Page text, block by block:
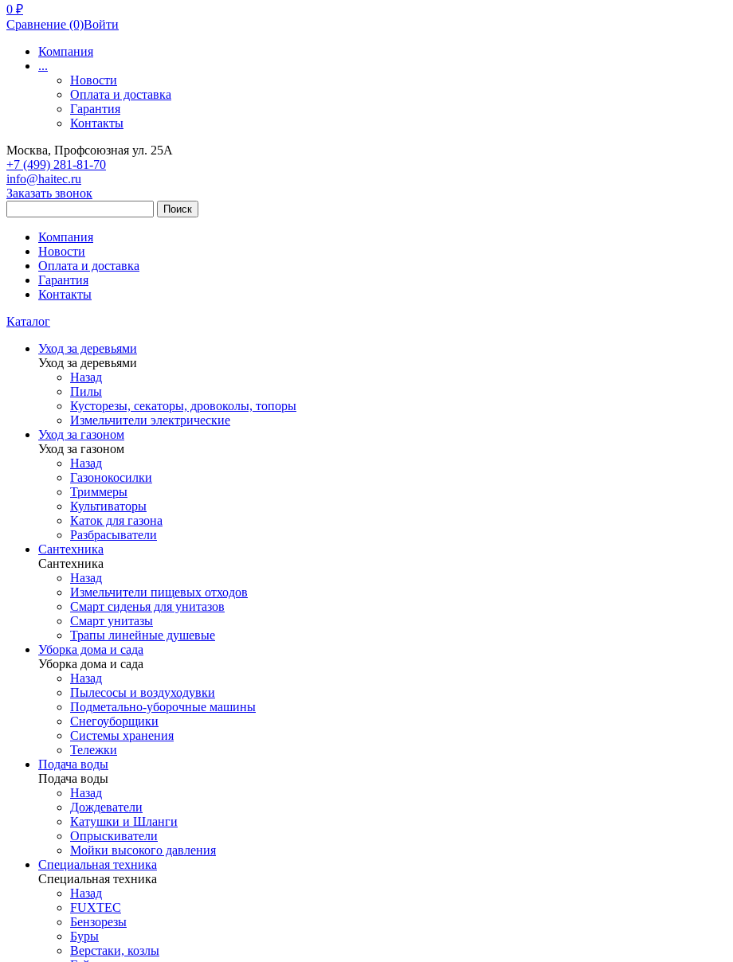
0 ₽
Сравнение (0)Войти
Компания
...
Новости
Оплата и доставка
Гарантия
Контакты
Москва, Профсоюзная ул. 25А
+7 (499) 281-81-70
info@haitec.ru
Заказать звонок
Поиск
Компания
Новости
Оплата и доставка
Гарантия
Контакты
Каталог
Уход за деревьями
Уход за деревьями
Назад
Пилы
Кусторезы, секаторы, дровоколы, топоры
Измельчители электрические
Уход за газоном
Уход за газоном
Назад
Газонокосилки
Триммеры
Культиваторы
Каток для газона
Разбрасыватели
Сантехника
Сантехника
Назад
Измельчители пищевых отходов
Смарт сиденья для унитазов
Смарт унитазы
Трапы линейные душевые
Уборка дома и сада
Уборка дома и сада
Назад
Пылесосы и воздуходувки
Подметально-уборочные машины
Снегоуборщики
Системы хранения
Тележки
Подача воды
Подача воды
Назад
Дождеватели
Катушки и Шланги
Опрыскиватели
Мойки высокого давления
Специальная техника
Специальная техника
Назад
FUXTEC
Бензорезы
Буры
Верстаки, козлы